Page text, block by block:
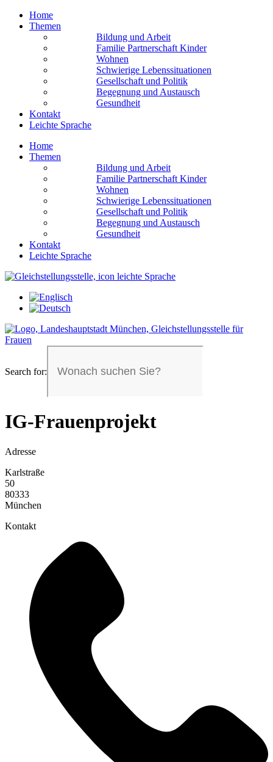
Home
Themen
Bildung und Arbeit
Familie Partnerschaft Kinder
Wohnen
Schwierige Lebens­situationen
Gesellschaft und Politik
Begegnung und Austausch
Gesundheit
Kontakt
Leichte Sprache
Home
Themen
Bildung und Arbeit
Familie Partnerschaft Kinder
Wohnen
Schwierige Lebens­situationen
Gesellschaft und Politik
Begegnung und Austausch
Gesundheit
Kontakt
Leichte Sprache
Search for:
IG-Frauenprojekt
Adresse
Karlstraße
50
80333
München
Kontakt